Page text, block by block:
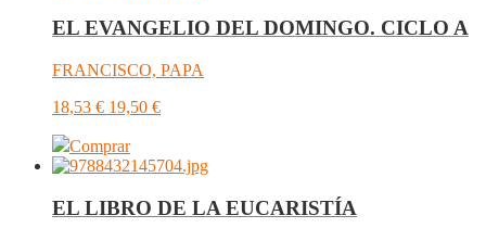
EL EVANGELIO DEL DOMINGO. CICLO A
FRANCISCO, PAPA
18,53 € 19,50 €
Comprar
EL LIBRO DE LA EUCARISTÍA